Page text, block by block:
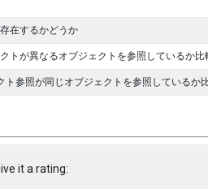
在するかどうか
トが異なるオブジェクトを参照しているか比
ト参照が同じオブジェクトを参照しているか
it a rating: